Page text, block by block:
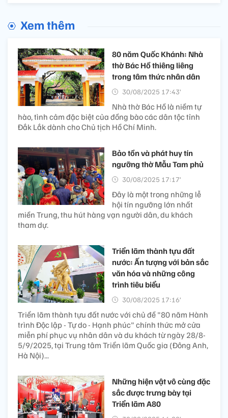
Xem thêm
80 năm Quốc Khánh: Nhà
thờ Bác Hồ thiêng liêng
trong tâm thức nhân dân
30/08/2025 17:43’
Nhà thờ Bác Hồ là niềm tự
hào, tình cảm đặc biệt của đồng bào các dân tộc tỉnh
Đắk Lắk dành cho Chủ tịch Hồ Chí Minh.
Bảo tồn và phát huy tín
ngưỡng thờ Mẫu Tam phủ
30/08/2025 17:17’
Đây là một trong những lễ
hội tín ngưỡng lớn nhất
miền Trung, thu hút hàng vạn người dân, du khách
tham dự.
Triển lãm thành tựu đất
nước: Ấn tượng với bản sắc
văn hóa và những công
trình tiêu biểu
30/08/2025 17:16’
Triển lãm thành tựu đất nước với chủ đề "80 năm Hành
trình Độc lập - Tự do - Hạnh phúc" chính thức mở cửa
miễn phí phục vụ nhân dân và du khách từ ngày 28/8-
5/9/2025, tại Trung tâm Triển lãm Quốc gia (Đông Anh,
Hà Nội)...
Những hiện vật vô cùng đặc
sắc được trưng bày tại
Triển lãm A80